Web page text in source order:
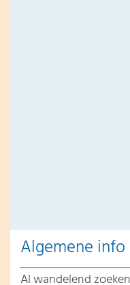
Algemene info
Al wandelend